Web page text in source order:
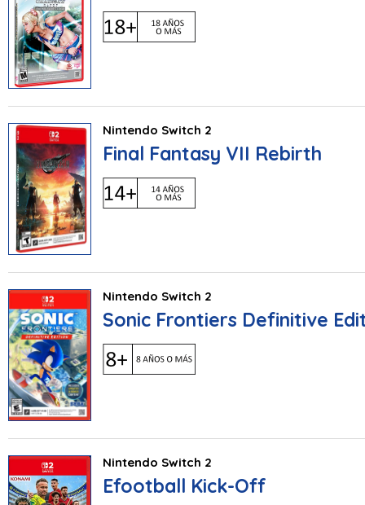
Nintendo Switch 2
Final Fantasy VII Rebirth
Nintendo Switch 2
Sonic Frontiers Definitive
Nintendo Switch 2
Efootball Kick-Off